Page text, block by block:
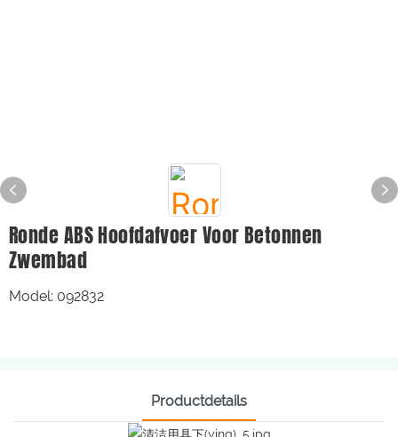
Ronde ABS Hoofdafvoer Voor Betonnen
Zwembad
Model: 092832
Productdetails